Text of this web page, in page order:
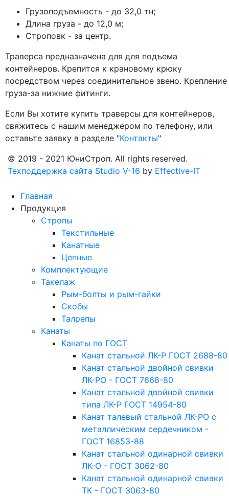
Грузоподъемность - до 32,0 тн;
Длина груза - до 12,0 м;
Строповк - за центр.
Траверса предназначена для для подъема
контейнеров. Крепится к крановому крюку
посредством через соединительное звено. Крепление
груза-за нижние фитинги.
Если Вы хотите купить траверсы для контейнеров,
свяжитесь с нашим менеджером по телефону, или
оставьте заявку в разделе "Контакты"
© 2019 - 2021 ЮниСтроп. All rights reserved.
Техподдержка сайта Studio V-16 by Effective-IT
Главная
Продукция
Стропы
Текстильные
Канатные
Цепные
Комплектующие
Такелаж
Рым-болты и рым-гайки
Скобы
Талрепы
Канаты
Канаты по ГОСТ
Канат стальной ЛК-Р ГОСТ 2688-80
Канат стальной двойной свивки
ЛК-РО - ГОСТ 7668-80
Канат стальной двойной свивки
типа ЛК-Р ГОСТ 14954-80
Канат талевый стальной ЛК-РО с
металлическим сердечником -
ГОСТ 16853-88
Канат стальной одинарной свивки
ЛК-О - ГОСТ 3062-80
Канат стальной одинарной свивки
ТК - ГОСТ 3063-80